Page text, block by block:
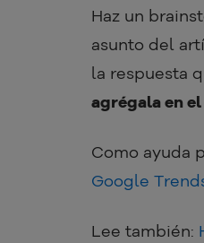
Haz un
asunto del
la respuesta
agrégala en
Como ayuda
Google
Lee también: